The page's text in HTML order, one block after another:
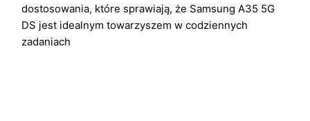
dostosowania, które sprawiają, że Samsung A35 5G
DS jest idealnym towarzyszem w codziennych
zadaniach